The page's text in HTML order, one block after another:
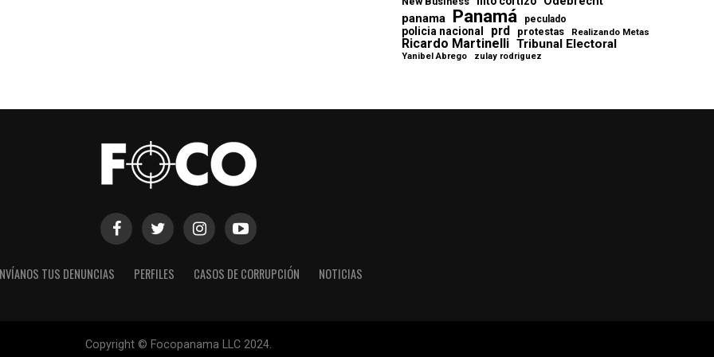
panama Panamá peculado
policia nacional prd protestas Realizando Metas
Ricardo Martinelli Tribunal Electoral
Yanibel Abrego zulay rodriguez
TUS DENUNCIAS PERFILES CASOS DE CORRUPCIÓN NOTICIAS
Copyright © Focopanama LLC 2024.